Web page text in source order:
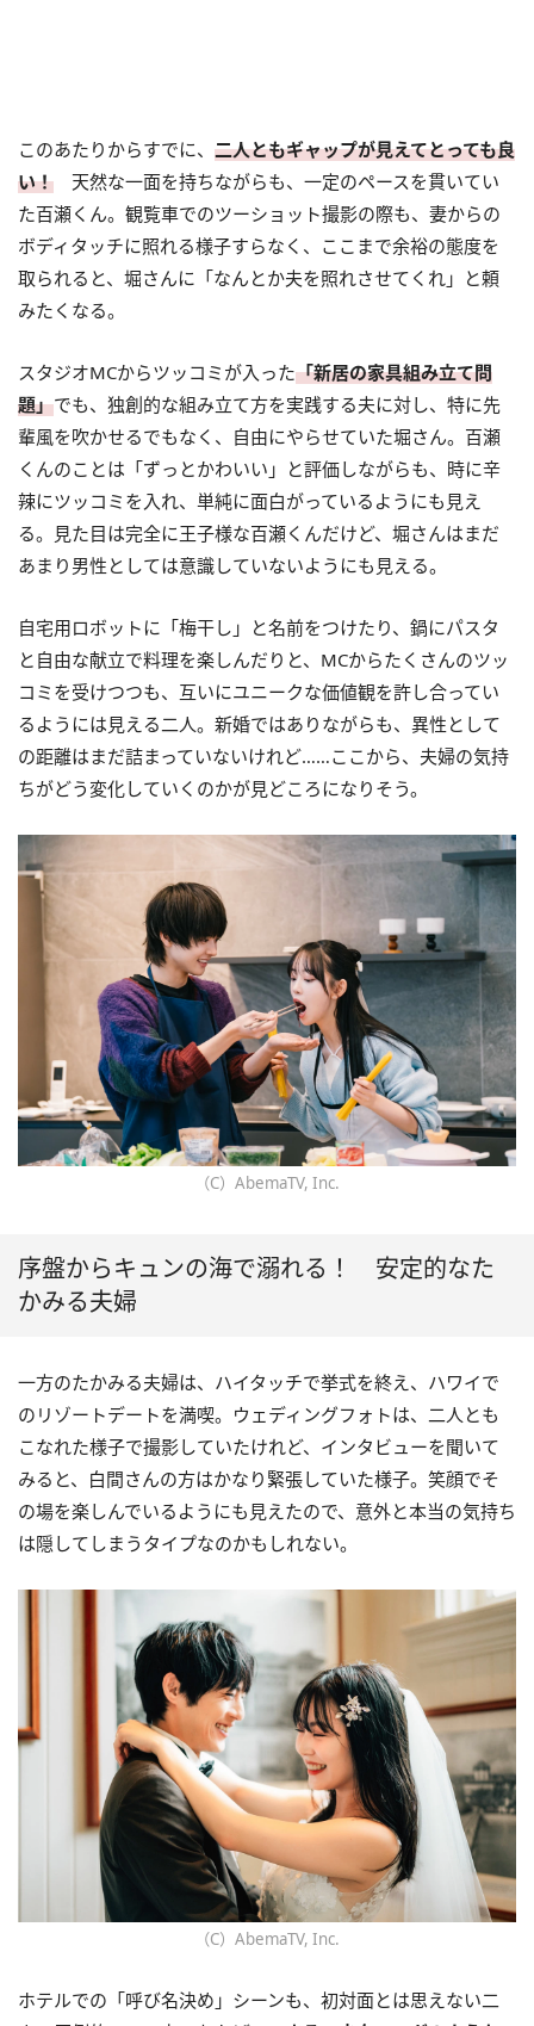
このあたりからすでに、 二人ともギャップが見えてとっても良
い！ 天然な一面を持ちながらも、一定のペースを貫いてい
た百瀬くん。観覧車でのツーショット撮影の際も、妻からの
ボディタッチに照れる様子すらなく、ここまで余裕の態度を
取られると、堀さんに「なんとか夫を照れさせてくれ」と頼
みたくなる。
スタジオMCからツッコミが入った「新居の家具組み立て問
題」でも、独創的な組み立て方を実践する夫に対し、特に先
輩風を吹かせるでもなく、自由にやらせていた堀さん。百瀬
くんのことは「ずっとかわいい」と評価しながらも、時に辛
辣にツッコミを入れ、単純に面白がっているようにも見え
る。見た目は完全に王子様な百瀬くんだけど、堀さんはまだ
あまり男性としては意識していないようにも見える。
自宅用ロボットに「梅干し」と名前をつけたり、鍋にパスタ
と自由な献立で料理を楽しんだりと、MCからたくさんのツッ
コミを受けつつも、互いにユニークな価値観を許し合ってい
るようには見える二人。新婚ではありながらも、異性として
の距離はまだ詰まっていないけれど……ここから、夫婦の気持
ちがどう変化していくのかが見どころになりそう。
（C）AbemaTV, Inc.
序盤からキュンの海で溺れる！ 安定的なた
かみる夫婦
一方のたかみる夫婦は、ハイタッチで挙式を終え、ハワイで
のリゾートデートを満喫。ウェディングフォトは、二人とも
こなれた様子で撮影していたけれど、インタビューを聞いて
みると、白間さんの方はかなり緊張していた様子。笑顔でそ
の場を楽しんでいるようにも見えたので、意外と本当の気持ち
は隠してしまうタイプなのかもしれない。
（C）AbemaTV, Inc.
ホテルでの「呼び名決め」シーンも、初対面とは思えない二